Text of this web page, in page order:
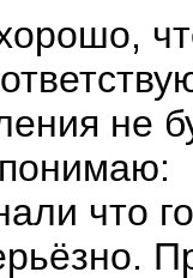
не
что